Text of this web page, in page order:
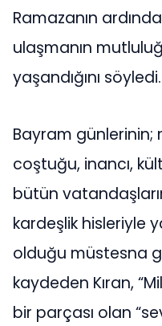
Ramazanın
ulaşmanın
yaşandığını söyledi.
Bayram günlerinin;
coştuğu, inancı,
bütün
kardeşlik hisleriyle
olduğu müstesna
kaydeden Kıran,
bir parçası olan